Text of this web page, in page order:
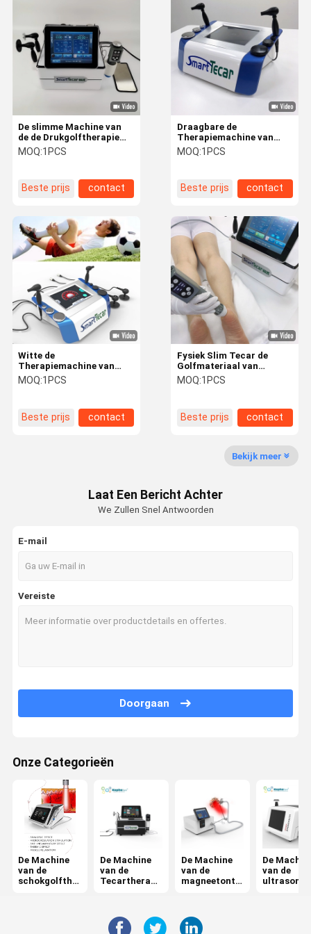
Jet Peel Machine
De elektromachine van de Spierstimulatie
De Machine van de ultrasone klankfysiotherapie
Photodynamic Therapiemachine
Radiofrequentiemachine
De Machine van de laserfysiotherapie
Draagbare de
Therapiemachine van
Diathermietecar voor de
Enkelverstuiking Plantar
MOQ:1PCS
Beste prijs contact
De slimme Machine van
de de Drukgolftherapie
van Tecar voor de
Enkelverstuiking van
MOQ:1PCS
Beste prijs contact
Fysiek Slim Tecar de
Golfmateriaal van
Physiotherpay voor ED
Treament
MOQ:1PCS
Beste prijs contact
Witte de
Therapiemachine van
300KHZ Tecar voor de
Hulp van de Lichaamspijn
MOQ:1PCS
Beste prijs contact
Bekijk meer
Laat Een Bericht Achter
We Zullen Snel Antwoorden
E-mail
Vereiste
Doorgaan
Onze Categorieën
De Machine
van de
schokgolfthe
De Machine
van de
Tecartherapi
De Machine
van de
magneetonts
De
van de
ultrasone